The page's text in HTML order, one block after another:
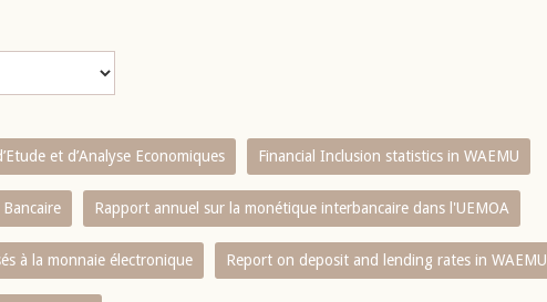
et d’Analyse Economiques Financial Inclusion statistics in WAEMU
Rapport annuel sur la monétique interbancaire dans l'UEMOA
à la monnaie électronique Report on deposit and lending rates in WAEMU